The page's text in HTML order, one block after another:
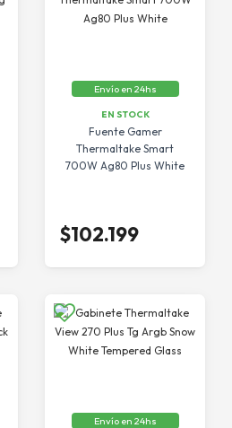
Envío en 24hs
EN STOCK
Fuente Gamer
Thermaltake Smart
700W Ag80 Plus White
$102.199
Envío en 24hs